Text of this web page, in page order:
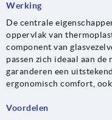
Werking
De centrale
oppervlak van
component van
passen zich ideaal aan de
garanderen een
ergonomisch comfort,
Voordelen